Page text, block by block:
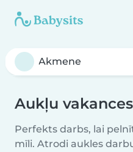
Aukļu
Perfekts darbs, lai
mīli. Atrodi aukles